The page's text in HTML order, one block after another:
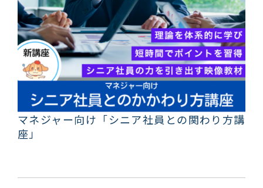
マネジャー向け「シニア社員との関わり方講
座」